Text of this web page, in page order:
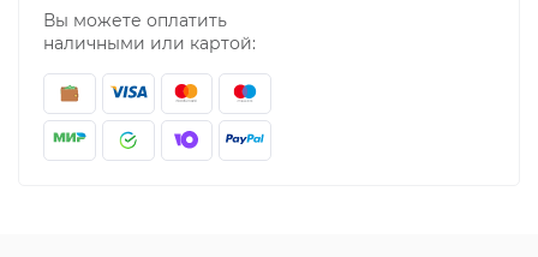
Вы можете оплатить
наличными или картой: